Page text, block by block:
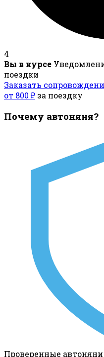
4
Вы в курсе
поездки
Заказать
от 800 ₽ за поездку
Почему автоняня?
Проверенные